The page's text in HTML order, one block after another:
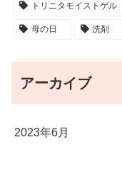
トリニタモイストゲル
母の日 洗剤
アーカイブ
2023年6月